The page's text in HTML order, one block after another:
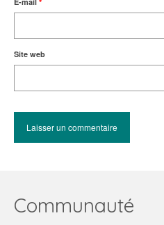
Site web
Communauté